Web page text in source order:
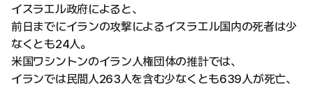
イスラエル政府によると、
前日までにイランの攻撃によるイスラエル国内の死者は少
なくとも24人。
米国ワシントンのイラン人権団体の推計では、
イランでは民間人263人を含む少なくとも639人が死亡、